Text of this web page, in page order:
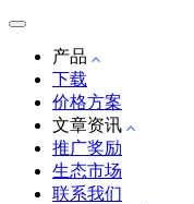
产品
下载
价格方案
文章资讯
推广奖励
生态市场
联系我们